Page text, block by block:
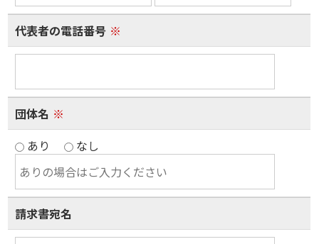
代表者の電話番号 ※
団体名 ※
あり
なし
請求書宛名